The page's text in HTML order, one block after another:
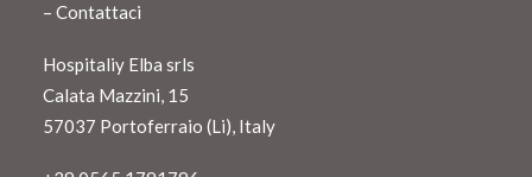
– Contattaci
Hospitaliy Elba srls
Calata Mazzini, 15
57037 Portoferraio (Li), Italy